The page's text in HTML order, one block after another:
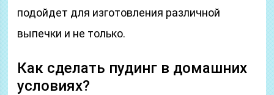
подойдет для изготовления различной
выпечки и не только.
Как сделать пудинг в домашних
условиях?